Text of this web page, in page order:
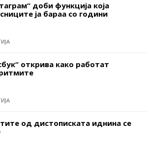
доби функција која
ја бараа со години
открива како работат
од дистописката иднина се